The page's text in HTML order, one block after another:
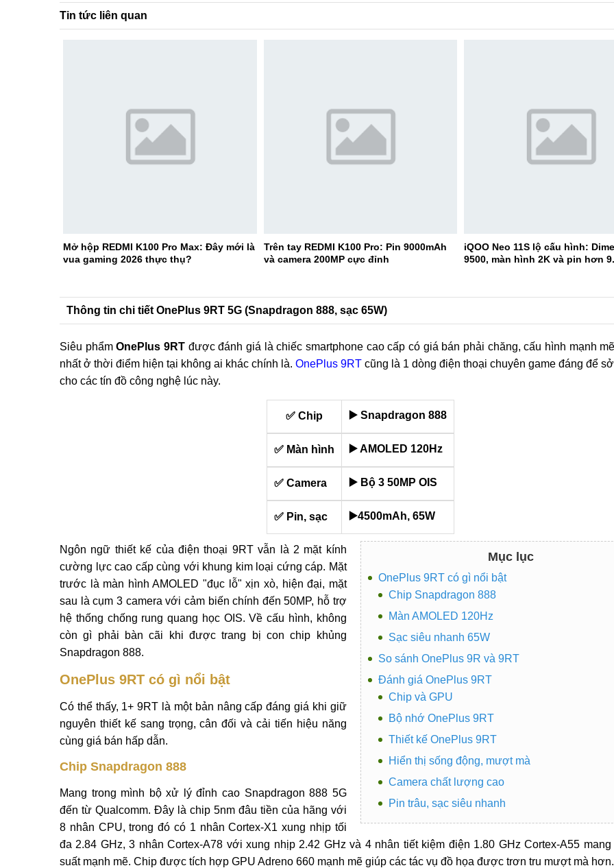
Tin tức liên quan
Mở hộp REDMI K100 Pro Max: Đây mới là
vua gaming 2026 thực thụ?
Trên tay REDMI K100 Pro: Pin 9000mAh
và camera 200MP cực đỉnh
iQOO Neo 11S lộ cấu hình:
9500, màn hình 2K và pin hơn
Thông tin chi tiết OnePlus 9RT 5G (Snapdragon 888, sạc 65W)
Siêu phẩmOnePlus 9RT được đánh giá là chiếc smartphone cao cấp có giá bán phải chăng, cấu hình mạnh
nhất ở thời điểm hiện tại không ai khác chính là.OnePlus 9RT cũng là 1 dòng điện thoại chuyên game đáng để
cho các tín đồ công nghệ lúc này.
✅ Chip ▶️ Snapdragon 888
✅ Màn hình ▶️ AMOLED 120Hz
✅ Camera ▶️ Bộ 3 50MP OIS
✅ Pin, sạc ▶️4500mAh, 65W
Mục lục
OnePlus 9RT có gì nổi bật
Chip Snapdragon 888
Màn AMOLED 120Hz
Sạc siêu nhanh 65W
So sánh OnePlus 9R và 9RT
Đánh giá OnePlus 9RT
Chip và GPU
Bộ nhớ OnePlus 9RT
Thiết kế OnePlus 9RT
Hiển thị sống động, mượt mà
Camera chất lượng cao
Pin trâu, sạc siêu nhanh
Ngôn ngữ thiết kế của điện thoại 9RT vẫn là 2 mặt kính
cường lực cao cấp cùng với khung kim loại cứng cáp. Mặt
trước là màn hình AMOLED "đục lỗ" xịn xò, hiện đại, mặt
sau là cụm 3 camera với cảm biến chính đến 50MP, hỗ trợ
hệ thống chống rung quang học OIS. Về cấu hình, không
còn gì phải bàn cãi khi được trang bị con chip khủng
Snapdragon 888.
OnePlus 9RT có gì nổi bật
Có thể thấy, 1+ 9RT là một bản nâng cấp đáng giá khi giữ
nguyên thiết kế sang trọng, cân đối và cải tiến hiệu năng
cùng giá bán hấp dẫn.
Chip Snapdragon 888
Mang trong mình bộ xử lý đỉnh cao Snapdragon 888 5G
đến từ Qualcomm. Đây là chip 5nm đâu tiền của hãng với
8 nhân CPU, trong đó có 1 nhân Cortex-X1 xung nhịp tối
đa 2.84 GHz, 3 nhân Cortex-A78 với xung nhịp 2.42 GHz và 4 nhân tiết kiệm điện 1.80 GHz Cortex-A55
suất mạnh mẽ. Chip được tích hợp GPU Adreno 660 mạnh mẽ giúp các tác vụ đồ họa được trơn tru mượt mà hơn.